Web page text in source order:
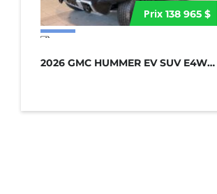
Prix 138 965 $
2026 GMC HUMMER EV SUV E4WD 4DR 2X...